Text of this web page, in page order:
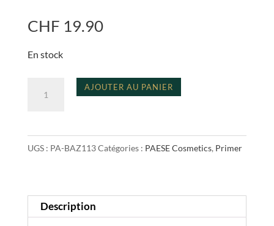
CHF 19.90
En stock
make-
up
AJOUTER AU PANIER
e
r
i
UGS : PA-BAZ113Catégories : PAESE Cosmetics, Primer
Description